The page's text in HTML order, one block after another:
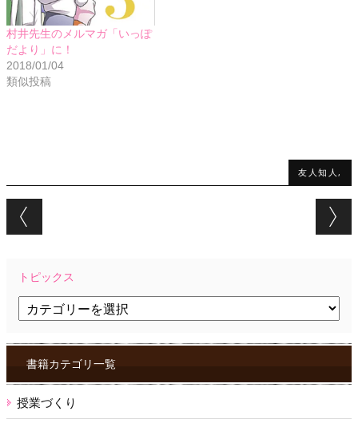
村井先生のメルマガ「いっぽ
だより」に！
2018/01/04
類似投稿
友人知人,
Post navigation
トピックス
ク
ス書籍カテゴリ一覧
授業づくり